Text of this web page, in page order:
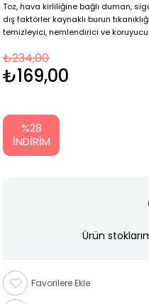
Toz, hava kirliliğine bağlı duman,
dış faktörler kaynaklı burun
temizleyici, nemlendirici ve
₺234,00
₺169,00
%28
İNDIRIM
Ürün
Favorilere Ekle